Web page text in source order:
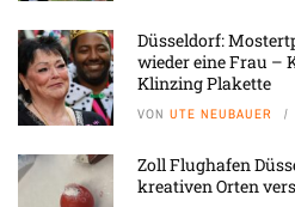
Düsseldorf:
wieder eine Frau –
Klinzing Plakette
VON UTE NEUBAUER
Zoll Flughafen
kreativen Orten